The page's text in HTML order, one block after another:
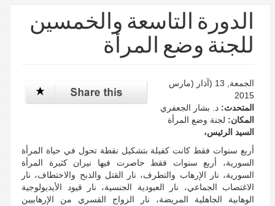
الدورة التاسعة والخمسين
للجنة وضع المرأة
الجمعة, 13 (آذار (مارس
2015
المتحدث: د. بشار الجعفري
المكان: لجنة وضع المرأة
السيد الرئيس،
أربع سنوات فقط كانت كفيلة بتشكيل نقطة تحول في حياة المرأة
السورية، أربع سنوات فقط حاصرت فيها نيران كثيرة المرأة
السورية، نار الإرهاب والتطرف، نار القتل والذبح والاختطاف، نار
الاغتصاب الجماعي، نار العبودية الجنسية، نار قيود الأيديولوجية
الوهابية الجاهلية المريضة، نار الزواج القسري من الإرهابيين